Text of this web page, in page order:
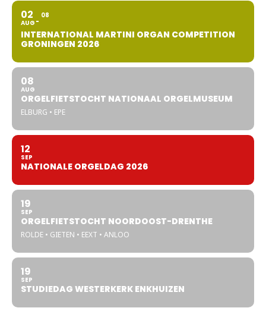
02
AUG
08
INTERNATIONAL MARTINI ORGAN COMPETITION
GRONINGEN 2026
08
AUG
ORGELFIETSTOCHT NATIONAAL ORGELMUSEUM
ELBURG • EPE
12
SEP
NATIONALE ORGELDAG 2026
19
SEP
ORGELFIETSTOCHT NOORDOOST-DRENTHE
ROLDE • GIETEN • EEXT • ANLOO
19
SEP
STUDIEDAG WESTERKERK ENKHUIZEN